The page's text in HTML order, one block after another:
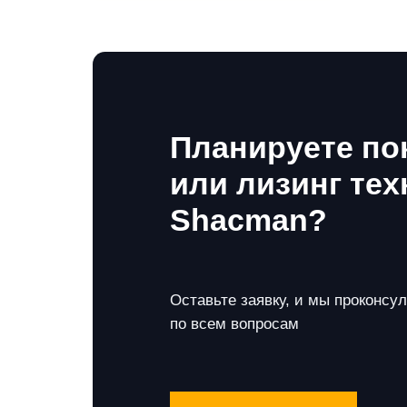
Планируете
или лизинг
Shacman?
Оставьте заявку, и мы
по всем вопросам